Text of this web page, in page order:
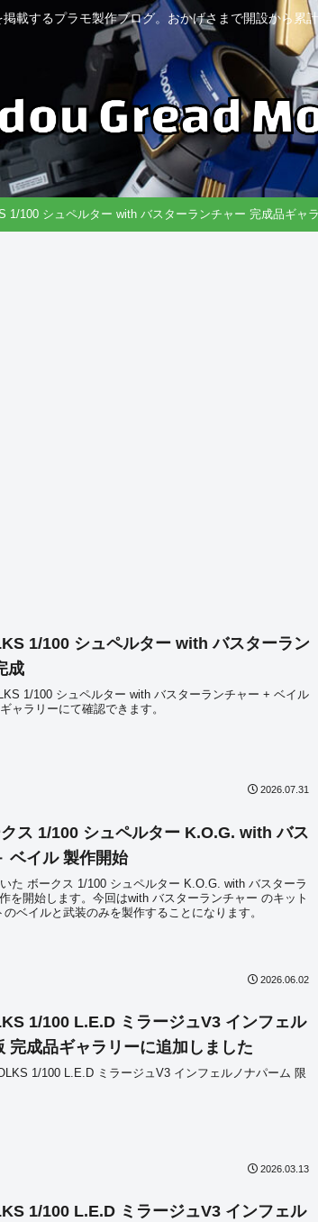
載するプラモ製作ブログ。おかげさまで開設から累
1/100 シュペルター with バスターランチャー 完成品ギャ
1/100 シュペルター with バスターラン
成
1/100 シュペルター with バスターランチャー + ベイル
ャラリーにて確認できます。
2026.07.31
ス 1/100 シュペルター K.O.G. with バス
ベイル 製作開始
た ボークス 1/100 シュペルター K.O.G. with バスターラ
を開始します。今回はwith バスターランチャー のキット
ベイルと武装のみを製作することになります。
2026.06.02
1/100 L.E.D ミラージュV3 インフェル
完成品ギャラリーに追加しました
1/100 L.E.D ミラージュV3 インフェルノナパーム 限
2026.03.13
1/100 L.E.D ミラージュV3 インフェル